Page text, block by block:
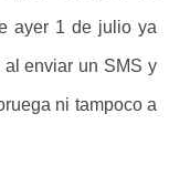
ayer 1 de julio ya
al enviar un SMS y
ni tampoco a